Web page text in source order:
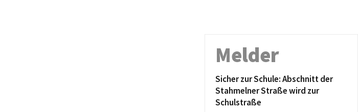
Melder
Sicher zur Schule: Abschnitt der
Stahmelner Straße wird zur
Schulstraße